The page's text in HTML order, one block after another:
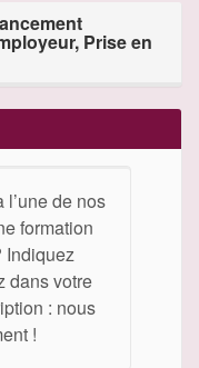
Prise en
de nos
formation
Indiquez
dans votre
: nous
!